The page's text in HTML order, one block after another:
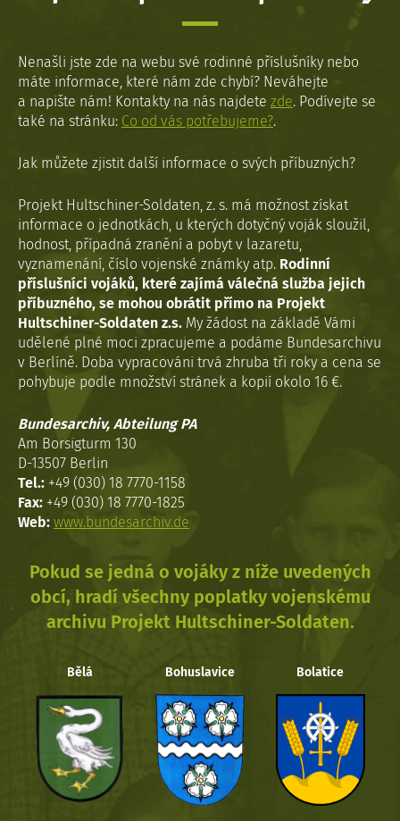
Nenašli jste zde na webu své rodinné příslušníky nebo
máte informace, které nám zde chybí? Neváhejte
a napište nám! Kontakty na nás najdete zde. Podívejte se
také na stránku: Co od vás potřebujeme?.
Jak můžete zjistit další informace o svých příbuzných?
Projekt Hultschiner-Soldaten, z. s. má možnost získat
informace o jednotkách, u kterých dotyčný voják sloužil,
hodnost, případná zranění a pobyt v lazaretu,
vyznamenání, číslo vojenské známky atp. Rodinní
příslušníci vojáků, které zajímá válečná služba jejich
příbuzného, se mohou obrátit přímo na Projekt
Hultschiner-Soldaten z.s. My žádost na základě Vámi
udělené plné moci zpracujeme a podáme Bundesarchivu
v Berlíně. Doba vypracováni trvá zhruba tři roky a cena se
pohybuje podle množství stránek a kopií okolo 16 €.
Bundesarchiv, Abteilung PA
Am Borsigturm 130
D-13507 Berlin
Tel.: +49 (030) 18 7770-1158
Fax: +49 (030) 18 7770-1825
Web: www.bundesarchiv.de
Pokud se jedná o vojáky z níže uvedených
obcí, hradí všechny poplatky vojenskému
archivu Projekt Hultschiner-Soldaten.
Bělá Bohuslavice Bolatice